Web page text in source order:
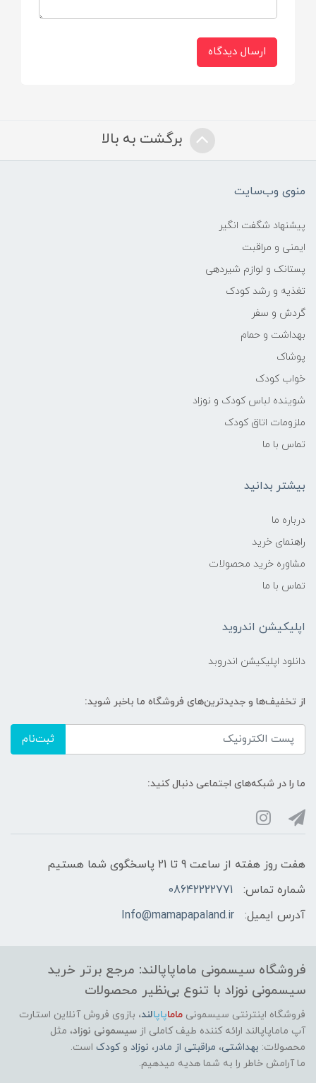
قابلیت شستشو
ارسال دیدگاه
برگشت به بالا
منوی وب‌سایت
پیشنهاد شگفت انگیر
ایمنی و مراقبت
پستانک و لوازم شیردهی
تغذیه و رشد کودک
گردش و سفر
بهداشت و حمام
پوشاک
خواب کودک
شوینده لباس کودک و نوزاد
ملزومات اتاق کودک
تماس با ما
بیشتر بدانید
درباره ما
راهنمای خرید
مشاوره خرید محصولات
تماس با ما
اپلیکیشن اندروید
دانلود اپلیکیشن اندروبد
از تخفیف‌ها و جدیدترین‌های فروشگاه ما باخبر شوید:
ثبت‌نام
ما را در شبکه‌های اجتماعی دنبال کنید:
هفت روز هفته از ساعت 9 تا 21 پاسخگوی شما هستیم
شماره تماس:
08642222771
آدرس ایمیل:
Info@mamapapaland.ir
فروشگاه سیسمونی ماماپاپالند: مرجع برتر خرید
سیسمونی نوزاد با تنوع بی‌نظیر محصولات
فروشگاه اینترنتی سیسمونی ماماپاپالند، بازوی فروش آنلاین استارت
آپ ماماپاپالند ارائه کننده طیف کاملی از سیسمونی نوزاد، مثل
محصولات: بهداشتی، مراقبتی از مادر، نوزاد وکودک است.
ما آرامش خاطر را به شما هدیه میدهیم.